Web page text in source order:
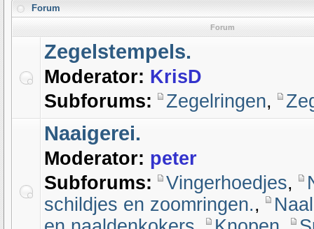
Forum
Forum
Zegelstempels.
Moderator: KrisD
Subforums:
Zegelringen,
Naaigerei.
Moderator: peter
Subforums:
Vingerhoedjes,
schildjes en zoomringen.,